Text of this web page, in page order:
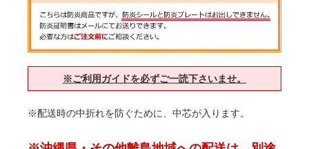
※ご利用ガイドを必ずご一読下さいませ。
※配送時の中折れを防ぐために、中芯が入ります。